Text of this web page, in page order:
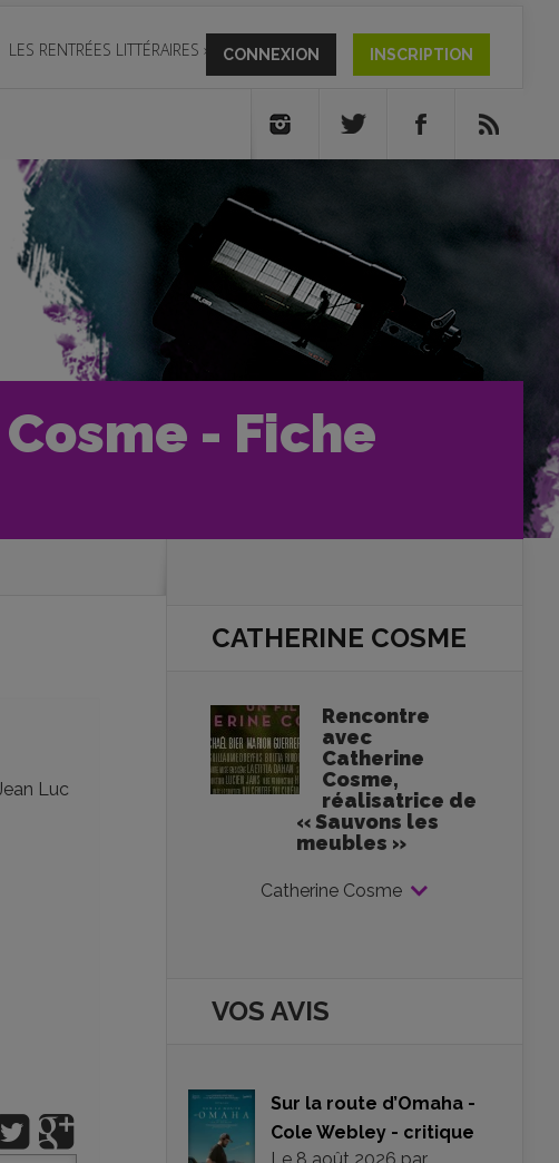
LES RENTRÉES LITTÉRAIRES » CONNEXION INSCRIPTION
- Fiche
Luc
CATHERINE COSME
Rencontre
avec
Catherine
Cosme,
réalisatrice de
« Sauvons les
meubles »
Catherine Cosme
VOS AVIS
Sur la route d’Omaha -
Cole Webley - critique